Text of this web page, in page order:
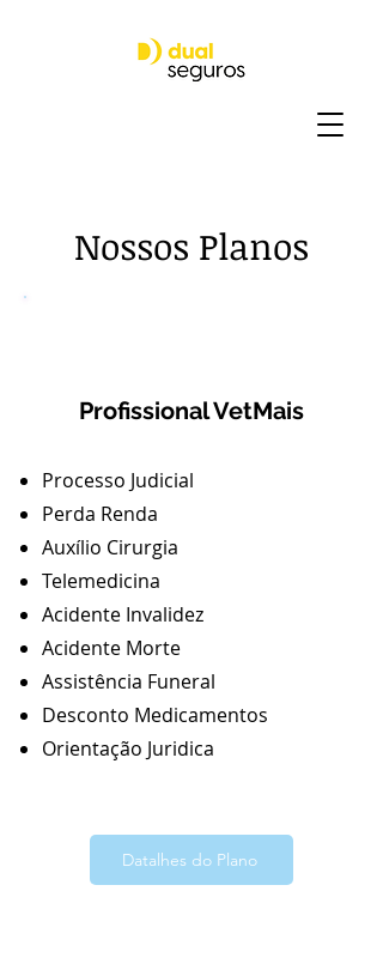
Nossos Planos
Profissional VetMais
Processo Judicial
Perda Renda
Auxílio Cirurgia
Telemedicina
Acidente Invalidez
Acidente Morte
Assistência Funeral
Desconto Medicamentos
Orientação Juridica
Datalhes do Plano